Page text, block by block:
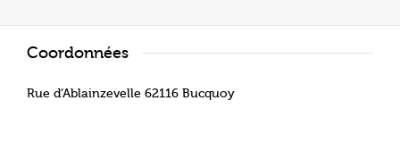
Coordonnées
Rue d’Ablainzevelle 62116 Bucquoy